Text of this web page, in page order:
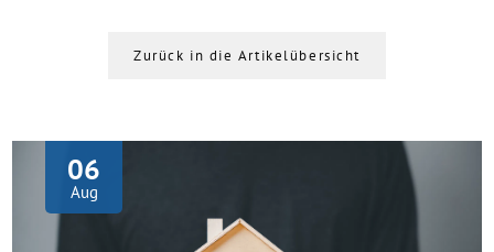
Zurück in die Artikelübersicht
06
Aug